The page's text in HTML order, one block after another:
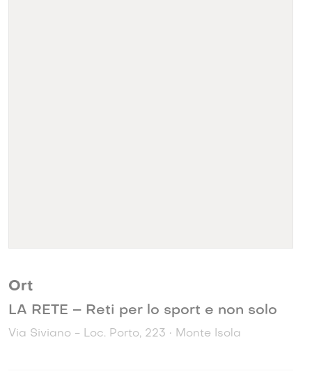
Ort
LA RETE – Reti per lo sport e non solo
Via Siviano - Loc. Porto, 223 • Monte Isola